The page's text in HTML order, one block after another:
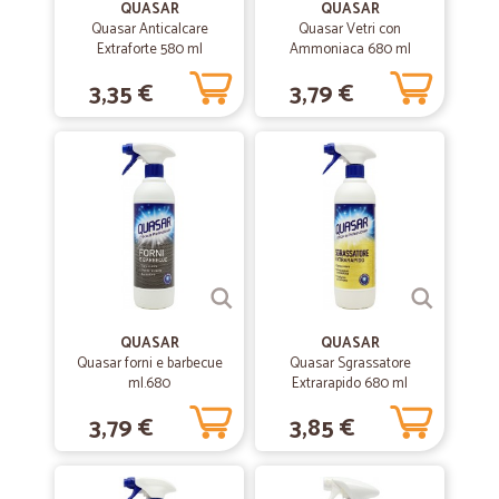
complesso credo che vada bene, e il livello dei prezzi è compensato
dalla qualità del servizio. Continuerò a fare la spesa da voi.
19/10/2021
Graziano P.
arrivato imballato bene
arrivato imballato bene, acquisterò ancora da cicalia.
—Barbara Z.
Ottimi prodotti e prezzi interessanti
Ottimi prodotti e prezzi davvero interessanti! Una buona scelta tra
23/05/2020
Gelserino Z.
La pasta
Salve sono soddisfatto dell’acquisto consegna immediata
QUASAR
Quasar Anticalcare
Extraforte 580 ml
3,35 €
QUASAR
Quasar Vetri con
Ammoniaca 680 ml
3,79 €
QUASAR
Quasar forni e barbecue
ml.680
3,79 €
QUASAR
Quasar Sgrassatore
Extrarapido 680 ml
3,85 €